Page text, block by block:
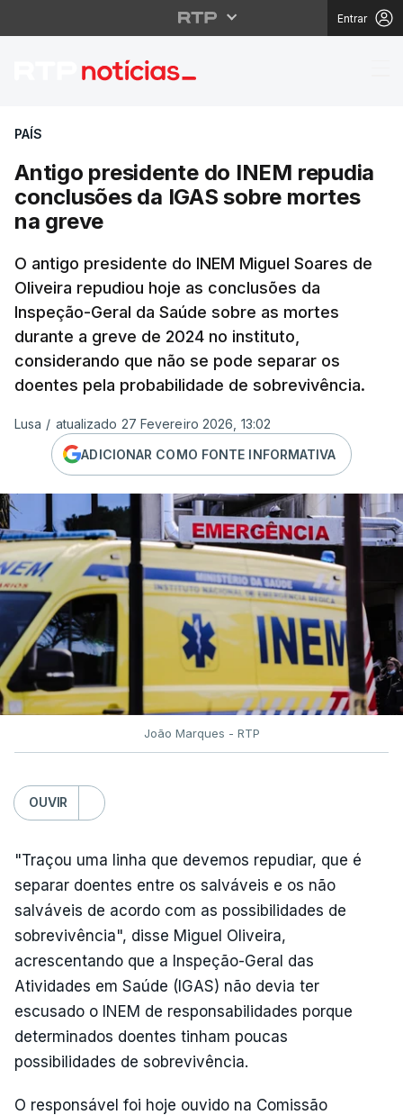
Entrar
Antigo presidente do
PAÍS
Antigo presidente do INEM repudia
conclusões da IGAS sobre mortes
na greve
O antigo presidente do INEM Miguel Soares de
Oliveira repudiou hoje as conclusões da
Inspeção-Geral da Saúde sobre as mortes
durante a greve de 2024 no instituto,
considerando que não se pode separar os
doentes pela probabilidade de sobrevivência.
Lusa / atualizado 27 Fevereiro 2026, 13:02
ADICIONAR COMO FONTE INFORMATIVA
João Marques - RTP
OUVIR
"Traçou uma linha que devemos repudiar, que é
separar doentes entre os salváveis e os não
salváveis de acordo com as possibilidades de
sobrevivência", disse Miguel Oliveira,
acrescentando que a Inspeção-Geral das
Atividades em Saúde (IGAS) não devia ter
escusado o INEM de responsabilidades porque
determinados doentes tinham poucas
possibilidades de sobrevivência.
O responsável foi hoje ouvido na Comissão